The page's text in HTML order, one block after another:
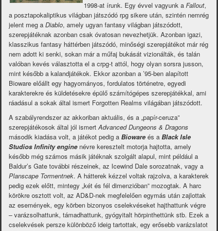
1998-at írunk. Egy évvel vagyunk a Fallout,
a posztapokaliptikus világban játszódó rpg sikere után, szintén nemrég
jelent meg a Diablo, amely ugyan fantasy világban játszódott,
szerepjátéknak azonban csak óvatosan nevezhetjük. Azonban igazi,
klasszikus fantasy háttérben játszódó, minőségi szerepjátékot már rég
nem adott ki senki, sokan már a műfaj bukását vizionálták, és talán
valóban kevés választotta el a crpg-t attól, hogy olyan sorsra jusson,
mint később a kalandjátékok. Ekkor azonban a ’95-ben alapított
Bioware előállt egy hagyományos, fordulatos történetre, egyedi
karakterekre és küldetésekre épülő számítógépes szerepjátékkal, ami
ráadásul a sokak által ismert Forgotten Realms világában játszódott.
A szabályrendszer az akkoriban aktuális, és a „papír-ceruza”
szerepjátékosok által jól ismertAdvanced Dungeons & Dragons
második kiadása volt, a játékot pedig a Bioware és a Black Isle
Studios Infinity engine névre keresztelt motorja hajtotta, amely
később még számos másik játéknak szolgált alapul, mint például a
Baldur’s Gate további részeinek, az Icewind Dale sorozatnak, vagy a
Planscape Tormentnek. A hátterek kézzel voltak rajzolva, a karakterek
pedig ezek előtt, mintegy „két és fél dimenzióban” mozogtak. A harc
körökre osztott volt, az AD&D-nek megfelelően egymás után zajlottak
az események, egy körben bizonyos cselekvéseket hajthattunk végre
– varázsolhattunk, támadhattunk, gyógyitalt hörpinthettünk stb. Ezek a
cselekvések persze különböző ideig tartottak, egy erősebb varázslatot